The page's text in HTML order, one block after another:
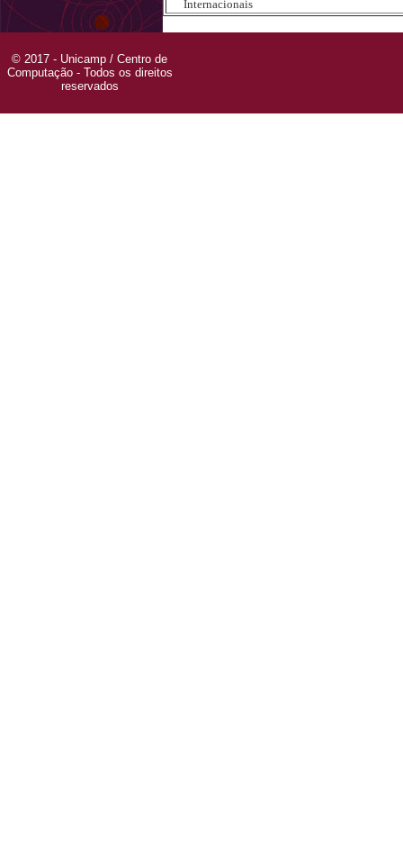
Internacionais
© 2017 - Unicamp / Centro de
Computação - Todos os direitos
reservados